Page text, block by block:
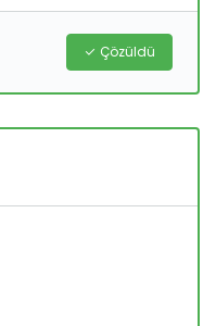
Çözüldü